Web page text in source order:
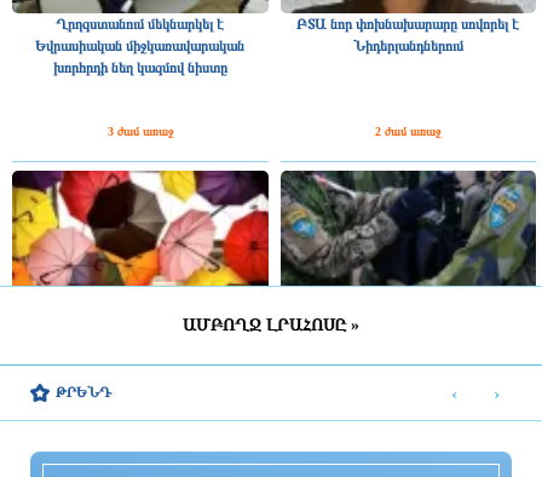
Ղրղզստանում մեկնարկել է
Եվրասիական միջկառավարական
խորհրդի նեղ կազմով նիստը
3 ժամ առաջ
ԲՏԱ նոր փոխնախարարը սովորել է
Նիդերլանդներում
2 ժամ առաջ
հնարավոր է կարկուտ
ամենամեծը մի քանի տասնամյակի
ընթացքում
ԱՄԲՈՂՋ ԼՐԱՀՈՍԸ »
ԹՐԵՆԴ ‹ ›